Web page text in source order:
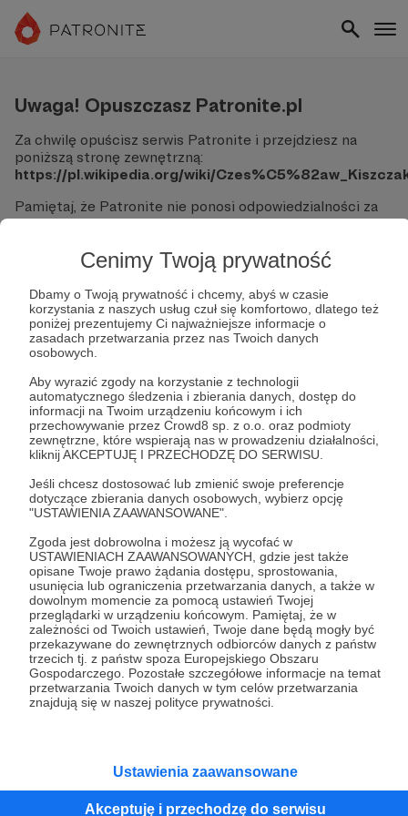
Cenimy Twoją prywatność
Dbamy o Twoją prywatność i chcemy, abyś w czasie
korzystania z naszych usług czuł się komfortowo, dlatego też
poniżej prezentujemy Ci najważniejsze informacje o
zasadach przetwarzania przez nas Twoich danych
osobowych.
Aby wyrazić zgody na korzystanie z technologii
automatycznego śledzenia i zbierania danych, dostęp do
informacji na Twoim urządzeniu końcowym i ich
przechowywanie przez Crowd8 sp. z o.o. oraz podmioty
zewnętrzne, które wspierają nas w prowadzeniu działalności,
kliknij AKCEPTUJĘ I PRZECHODZĘ DO SERWISU.
Jeśli chcesz dostosować lub zmienić swoje preferencje
dotyczące zbierania danych osobowych, wybierz opcję
"USTAWIENIA ZAAWANSOWANE".
Zgoda jest dobrowolna i możesz ją wycofać w
USTAWIENIACH ZAAWANSOWANYCH, gdzie jest także
opisane Twoje prawo żądania dostępu, sprostowania,
usunięcia lub ograniczenia przetwarzania danych, a także w
dowolnym momencie za pomocą ustawień Twojej
przeglądarki w urządzeniu końcowym. Pamiętaj, że w
zależności od Twoich ustawień, Twoje dane będą mogły być
przekazywane do zewnętrznych odbiorców danych z państw
trzecich tj. z państw spoza Europejskiego Obszaru
Gospodarczego. Pozostałe szczegółowe informacje na temat
przetwarzania Twoich danych w tym celów przetwarzania
znajdują się w naszej polityce prywatności.
Ustawienia zaawansowane
Akceptuję i przechodzę do serwisu
Uwaga! Opuszczasz Patronite.pl
Za chwilę opuścisz serwis Patronite i przejdziesz na
poniższą stronę zewnętrzną:
https://pl.wikipedia.org/wiki/
Pamiętaj, że Patronite nie ponosi odpowiedzialności za
treści ani bezpieczeństwo odwiedzanych witryn.
Nie podawaj swoich danych logowania ani informacji
finansowych na podjerzanych stronach.
Sprawdź dokładnie adres URL, zanim klikniesz przycisk
"Tak, przejdź do strony".
Jeśli masz wątpliwości, wróć do Patronite i zweryfikuj
link.
Czy na pewno chcesz kontynuować?
Tak, przejdź do strony
Pozostań na Patronite
Kategorie
O Patronite
Dodatkowe produkty
Pomoc
RegulaminPolityka prywatnościPatronite Commons
Unia Europejska